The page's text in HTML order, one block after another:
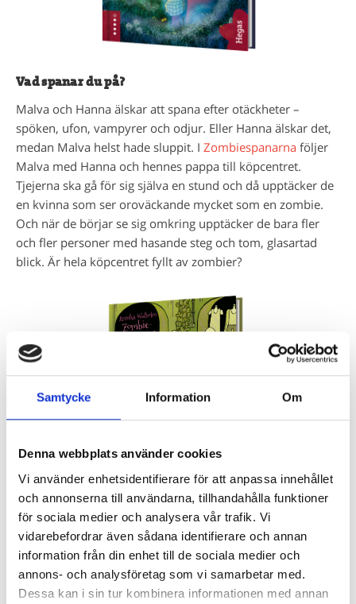
Samtycke Information Om
Denna webbplats använder cookies
Vi använder enhetsidentifierare för att anpassa innehållet
och annonserna till användarna, tillhandahålla funktioner
för sociala medier och analysera vår trafik. Vi
vidarebefordrar även sådana identifierare och annan
information från din enhet till de sociala medier och
annons- och analysföretag som vi samarbetar med.
Dessa kan i sin tur kombinera informationen med annan
Vad spanar du på?
Malva och Hanna älskar att spana efter otäckheter –
spöken, ufon, vampyrer och odjur. Eller Hanna älskar det,
medan Malva helst hade sluppit. I Zombiespanarnaföljer
Malva med Hanna och hennes pappa till köpcentret.
Tjejerna ska gå för sig själva en stund och då upptäcker de
en kvinna som ser oroväckande mycket som en zombie.
Och när de börjar se sig omkring upptäcker de bara fler
och fler personer med hasande steg och tom, glasartad
blick. Är hela köpcentret fyllt av zombier?
Knasigt och roligt med Flugo
Flugoär alltid rätt! Rolig, lätt att läsa och ständigt aktuell
med nya knasiga äventyr.